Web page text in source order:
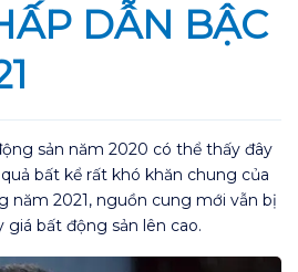
DẪN BẬC
sản năm 2020 có thể thấy đây
bất kể rất khó khăn chung của
năm 2021, nguồn cung mới vẫn bị
bất động sản lên cao.